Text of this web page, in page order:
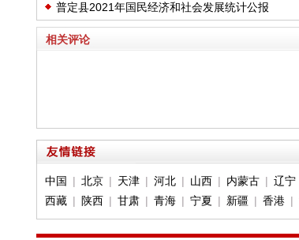
普定县2021年国民经济和社会发展统计公报
相关评论
中国 | 北京| 天津| 河北| 山西| 内蒙古| 辽宁
西藏| 陕西| 甘肃| 青海| 宁夏 | 新疆 | 香港|